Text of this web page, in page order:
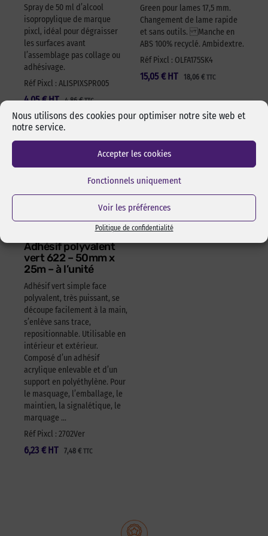
Nous utilisons des cookies pour optimiser notre site web et
notre service.
Accepter les cookies
Fonctionnels uniquement
Voir les préférences
Politique de confidentialité
Spray de 50 ml d’alcool
isopropylique de marque
pixcl, idéal pour dégraisser
les surfaces avant
l’assemblage pas collage ou
adhésivage.
Réf Pixcl : ALISPIXSPR005
4,05€ 4,86€TTC
HT
Green pour lames 17,5 mm.
Changement de lame rapide
et sans outils. Manche en
ABS 100% recyclé. Ambidextre.
Réf Pixcl : OLFA175SK4
15,05 € 18,06 € TTC
HT
Adhésif polyvalent
vert 622 – 50mm x
25m – à l’unité
Adhésif vert simple face
polyvalent, très puissant, se
découpe facilement à la main,
s’enlève sans trace,
repositionnable. Utilisable en
intérieur et extérieur.
Composé d’un adhésif
acrylique enlevable et d’un
support en polyéthylène. Pour
le masquage, l’emballage, le
maintien, la signalétique, le
marquage …
Réf Pixcl : 2702Ver
6,23 € 7,48 € TTC
HT